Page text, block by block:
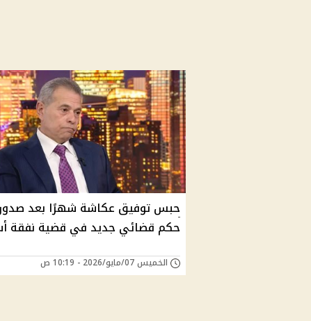
حبس توفيق عكاشة شهرًا بعد
حكم قضائي جديد في قضية نفقة
الخميس 07/مايو/2026 - 10:19 ص